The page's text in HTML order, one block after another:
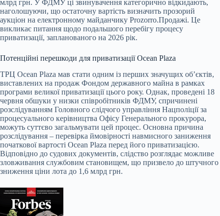
млрд грн. У ФДМУ ці звинувачення категорично відкидають,
наголошуючи, що остаточну вартість визначить прозорий
аукціон на електронному майданчику Prozorro.Продажі. Це
викликає питання щодо подальшого перебігу процесу
приватизації, запланованого на 2026 рік.
Потенційні перешкоди для приватизації Ocean Plaza
ТРЦ Ocean Plaza мав стати одним із перших значущих об’єктів,
виставлених на продаж Фондом державного майна в рамках
програми великої приватизації цього року. Однак, проведені 18
червня обшуки у низки співробітників ФДМУ, спричинені
розслідуванням Головного слідчого управління Нацполіції за
процесуального керівництва Офісу Генерального прокурора,
можуть суттєво загальмувати цей процес. Основна причина
розслідування – перевірка ймовірності навмисного заниження
початкової вартості Ocean Plaza перед його приватизацією.
Відповідно до судових документів, слідство розглядає можливе
зловживання службовим становищем, що призвело до штучного
зниження ціни лота до 1,6 млрд грн.